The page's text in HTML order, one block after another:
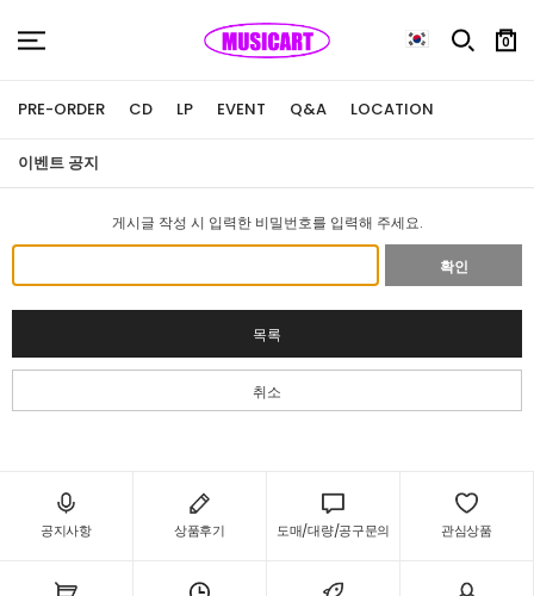
0
PRE-ORDER CD LP EVENT Q&A LOCATION
이벤트 공지
게시글 작성 시 입력한 비밀번호를 입력해 주세요.
확인
목록
취소
공지사항 상품후기 도매/대량/공구문의 관심상품